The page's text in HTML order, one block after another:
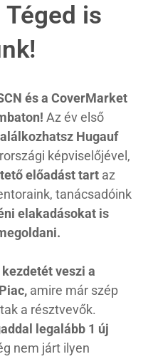
is
és a CoverMarket
Az év első
Hugauf
képviselőjével,
előadást tart az
tanácsadóink
elakadásokat is
kezdetét veszi a
amire már szép
a résztvevők.
legalább 1 új
nem járt ilyen